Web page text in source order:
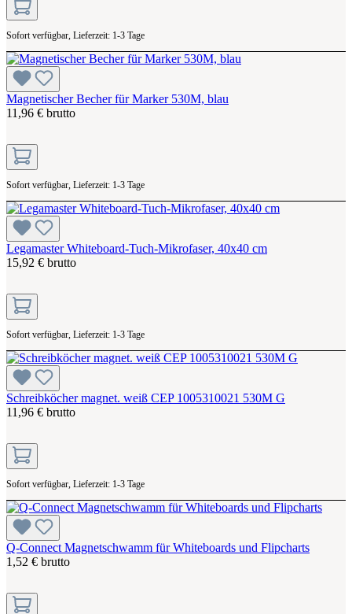
Sofort verfügbar, Lieferzeit: 1-3 Tage
Magnetischer Becher für Marker 530M, blau
11,96 € brutto
Sofort verfügbar, Lieferzeit: 1-3 Tage
Legamaster Whiteboard-Tuch-Mikrofaser, 40x40 cm
15,92 € brutto
Sofort verfügbar, Lieferzeit: 1-3 Tage
Schreibköcher magnet. weiß CEP 1005310021 530M G
11,96 € brutto
Sofort verfügbar, Lieferzeit: 1-3 Tage
Q-Connect Magnetschwamm für Whiteboards und Flipcharts
1,52 € brutto